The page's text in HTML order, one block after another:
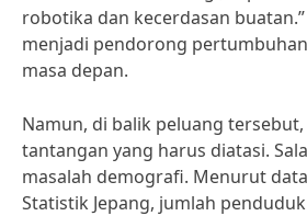
robotika dan kecerdasan
menjadi pendorong
masa depan.
Namun, di balik peluang
tantangan yang harus diatasi.
masalah demografi. Menurut
Statistik Jepang, jumlah